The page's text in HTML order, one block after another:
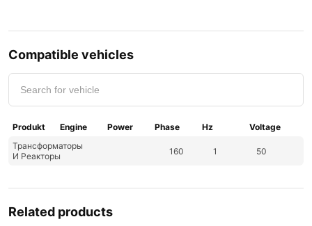
Compatible vehicles
Produkt Engine Power Phase Hz
Voltage
Трансформаторы
И Реакторы
160 1 50
Related products